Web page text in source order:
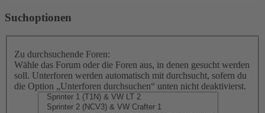
Suchoptionen
Zu durchsuchende Foren:
Wähle das Forum oder die Foren aus, in denen gesucht werden
soll. Unterforen werden automatisch mit durchsucht, sofern du
die Option „Unterforen durchsuchen“ unten nicht deaktivierst.